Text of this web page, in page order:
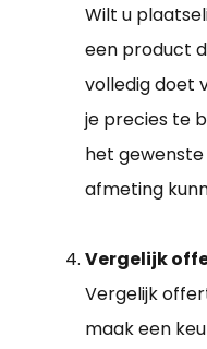
Wilt u
een product
volledig doet
je precies te
het
afmeting
Vergelijk
Vergelijk
maak een